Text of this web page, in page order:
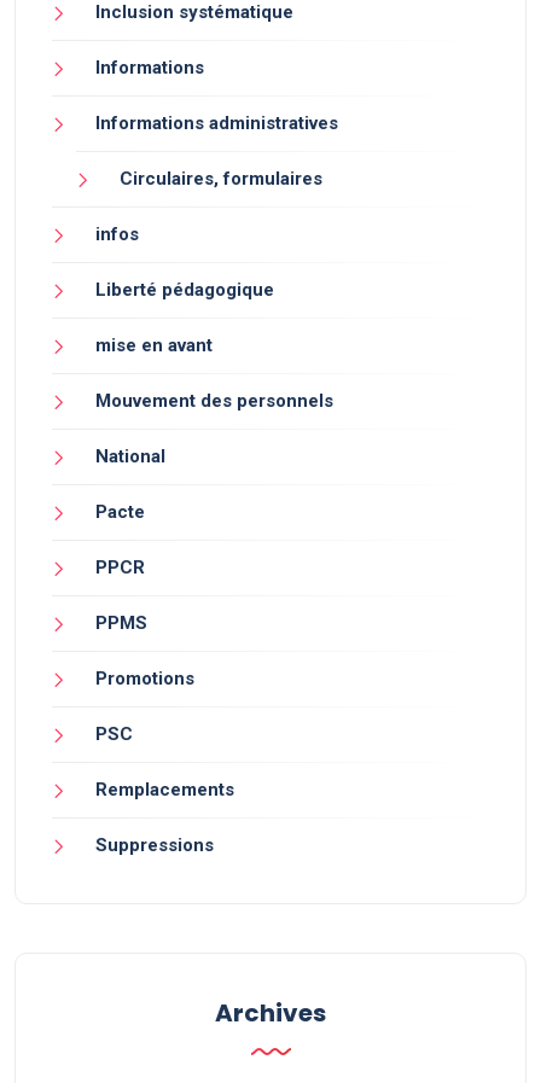
Inclusion systématique
Informations
Informations administratives
Circulaires, formulaires
infos
Liberté pédagogique
mise en avant
Mouvement des personnels
National
Pacte
PPCR
PPMS
Promotions
PSC
Remplacements
Suppressions
Archives